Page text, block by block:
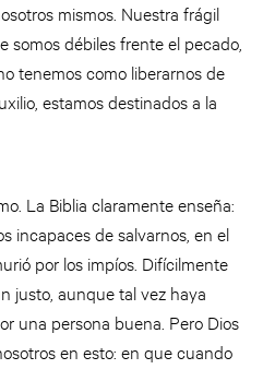
mismos. Nuestra frágil
somos débiles frente el pecado,
tenemos como liberarnos de
estamos destinados a la
La Biblia claramente enseña:
incapaces de salvarnos, en el
por los impíos. Difícilmente
justo, aunque tal vez haya
una persona buena. Pero Dios
en esto: en que cuando